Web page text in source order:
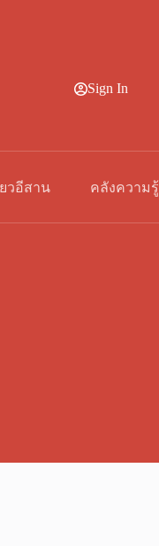
Sign In
วอีสาน คลังความรู้